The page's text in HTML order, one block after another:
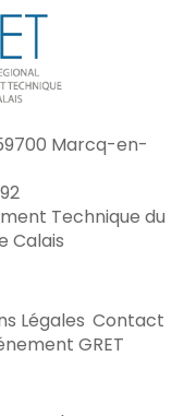
Marcq-en-
Technique du
Calais
Légales Contact
GRET